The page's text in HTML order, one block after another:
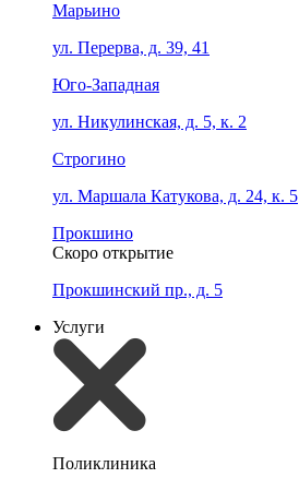
Марьино
ул. Перерва, д. 39, 41
Юго-Западная
ул. Никулинская, д. 5, к. 2
Строгино
ул. Маршала Катукова, д. 24, к. 5
Прокшино
Скоро открытие
Прокшинский пр., д. 5
Услуги
Поликлиника